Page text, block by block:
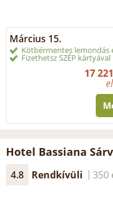
Március 15.
Kötbérmentes lemondás
Fizethetsz SZÉP kártyával
17
Hotel Bassiana
4.8 Rendkívüli 350